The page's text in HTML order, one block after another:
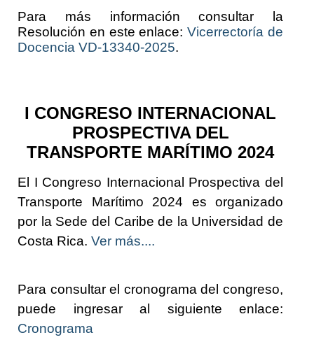
Para más información consultar la
Resolución en este enlace:Vicerrectoría de
Docencia VD-13340-2025.
I CONGRESO INTERNACIONAL
PROSPECTIVA DEL
TRANSPORTE MARÍTIMO 2024
El I Congreso Internacional Prospectiva del
Transporte Marítimo 2024 es organizado
por la Sede del Caribe de la Universidad de
Costa Rica. Ver más....
Para consultar el cronograma del congreso,
puede ingresar al siguiente enlace:
Cronograma